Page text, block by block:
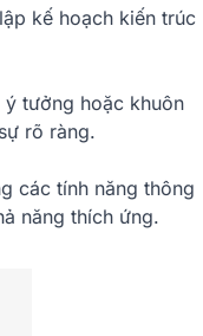
kế hoạch kiến trúc
tưởng hoặc khuôn
rõ ràng.
các tính năng thông
năng thích ứng.